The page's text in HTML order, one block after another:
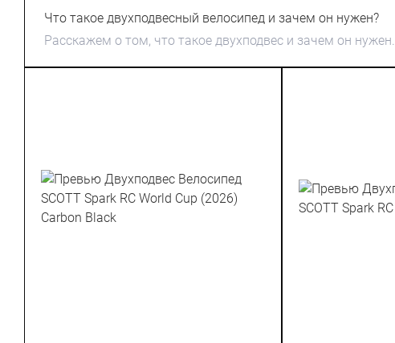
Что такое двухподвесный велосипед и зачем он нужен?
Расскажем о том, что такое двухподвес и зачем он нужен.